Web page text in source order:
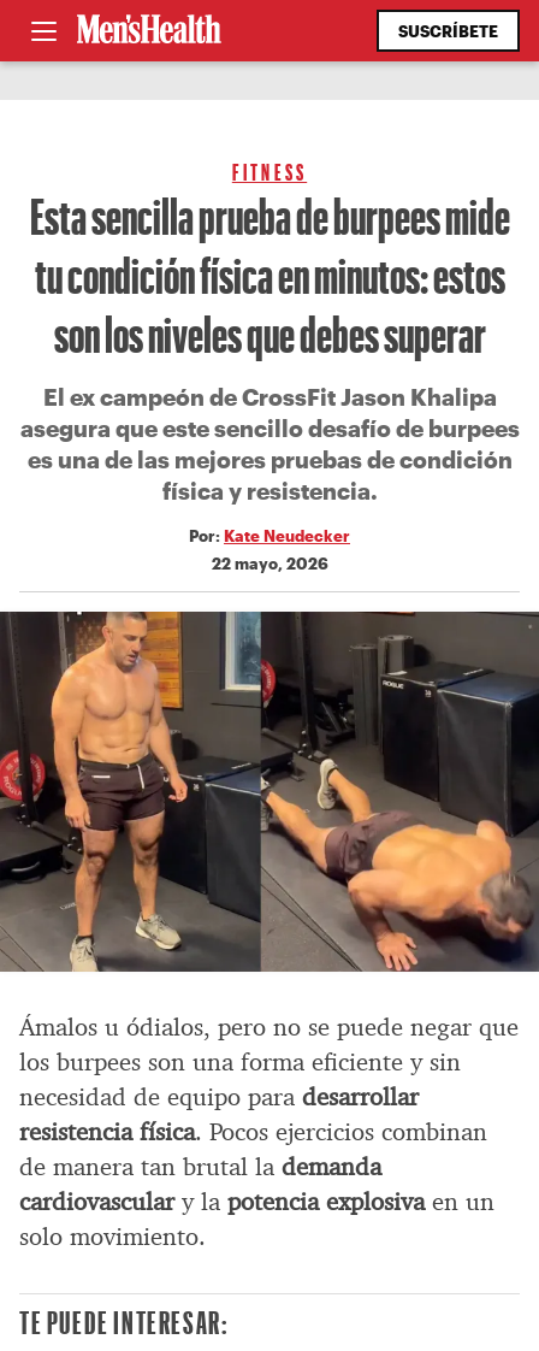
SUSCRÍBETE
FITNESS
Esta sencilla prueba de burpees mide
tu condición física en minutos: estos
son los niveles que debes superar
El ex campeón de CrossFit Jason Khalipa
asegura que este sencillo desafío de burpees
es una de las mejores pruebas de condición
física y resistencia.
Por: Kate Neudecker
22 mayo, 2026
Ámalos u ódialos, pero no se puede negar que
los burpees son una forma eficiente y sin
necesidad de equipo para desarrollar
resistencia física. Pocos ejercicios combinan
de manera tan brutal la demanda
cardiovasculary la potencia explosivaen un
solo movimiento.
TE PUEDE INTERESAR: